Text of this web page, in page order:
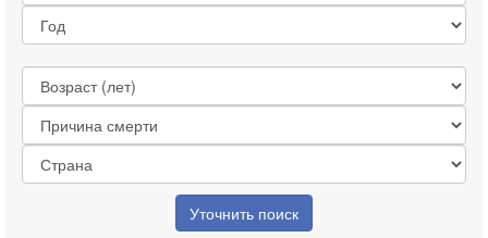
Уточнить поиск